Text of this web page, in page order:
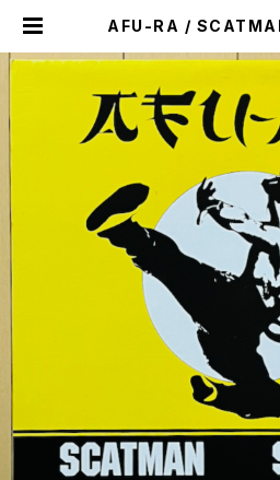
AFU-RA /